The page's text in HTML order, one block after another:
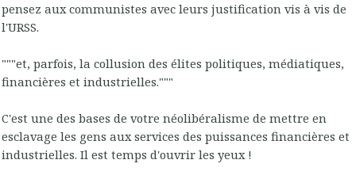
pensez aux communistes avec leurs justification vis à vis de
l'URSS.
"""et, parfois, la collusion des élites politiques, médiatiques,
financières et industrielles."""
C'est une des bases de votre néolibéralisme de mettre en
esclavage les gens aux services des puissances financières et
industrielles. Il est temps d'ouvrir les yeux !